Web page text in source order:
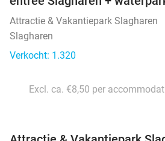
Attractie & Vakantiepark Slagharen
Slagharen
Verkocht: 1.320
Excl. ca. €8,50 per